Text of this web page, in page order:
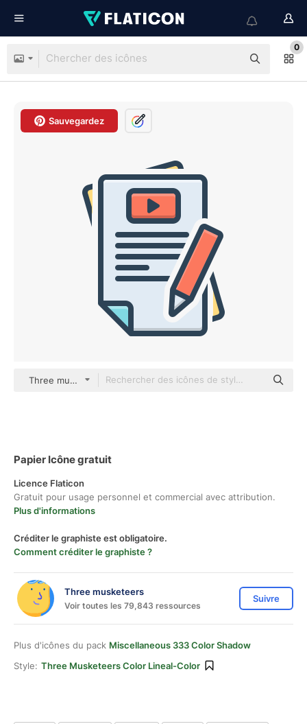
0
Sauvegardez
Three musketeers color lineal-color
Papier Icône gratuit
Licence Flaticon
Gratuit pour usage personnel et commercial avec attribution.
Plus d'informations
Créditer le graphiste est obligatoire.
Comment créditer le graphiste ?
Three musketeers
Voir toutes les 79,843 ressources
Suivre
Plus d'icônes du pack Miscellaneous 333 Color Shadow
Style: Three Musketeers Color Lineal-Color